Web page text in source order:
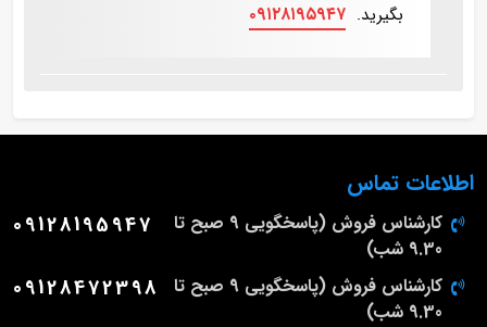
بگیرید. ۰۹۱۲۸۱۹۵۹۴۷
اطلاعات تماس
کارشناس فروش (پاسخگویی 9 صبح تا
9.30 شب)
09128195947
کارشناس فروش (پاسخگویی 9 صبح تا
9.30 شب)
09128472398